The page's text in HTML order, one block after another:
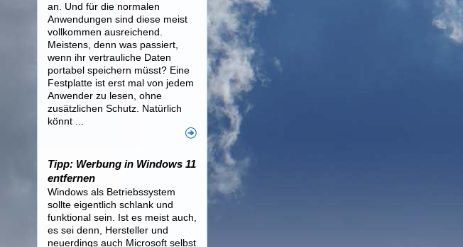
an. Und für die normalen
Anwendungen sind diese meist
vollkommen ausreichend.
Meistens, denn was passiert,
wenn ihr vertrauliche Daten
portabel speichern müsst? Eine
Festplatte ist erst mal von jedem
Anwender zu lesen, ohne
zusätzlichen Schutz. Natürlich
könnt ...
Tipp: Werbung in Windows 11
entfernen
Windows als Betriebssystem
sollte eigentlich schlank und
funktional sein. Ist es meist auch,
es sei denn, Hersteller und
neuerdings auch Microsoft selbst